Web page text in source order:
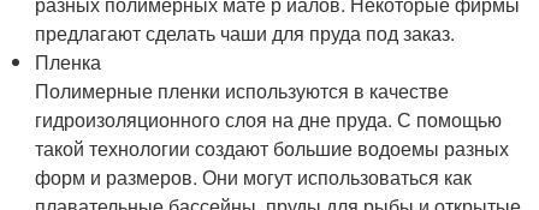
предлагают сделать чаши для пруда под заказ.
Пленка
Полимерные пленки используются в качестве
гидроизоляционного слоя на дне пруда. С помощью
такой технологии создают большие водоемы разных
форм и размеров. Они могут использоваться как